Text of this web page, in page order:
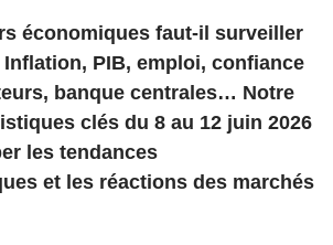
économiques faut-il surveiller
PIB, emploi, confiance
banque centrales… Notre
clés du 8 au 12 juin 2026
les tendances
et les réactions des marchés